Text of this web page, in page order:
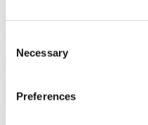
Selection
Necessary
Preferences